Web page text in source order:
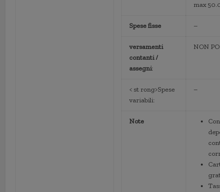
max
Spese fisse –
versamenti
contanti /
assegni:
NON
< st rong>Spese
variabili:
–
Note